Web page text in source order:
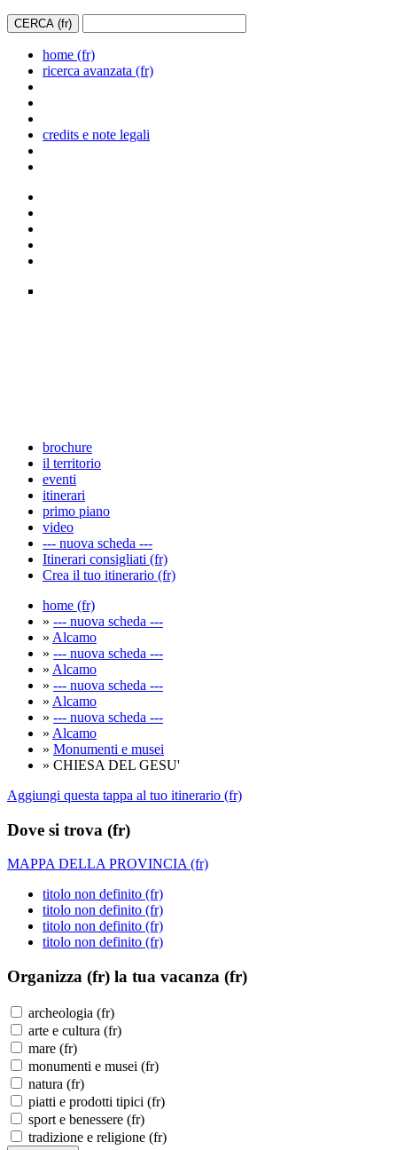
home (fr)
ricerca avanzata (fr)
credits e note legali
brochure
il territorio
eventi
itinerari
primo piano
video
--- nuova scheda ---
Itinerari consigliati (fr)
Crea il tuo itinerario (fr)
home (fr)
» --- nuova scheda ---
» Alcamo
» --- nuova scheda ---
» Alcamo
» --- nuova scheda ---
» Alcamo
» --- nuova scheda ---
» Alcamo
» Monumenti e musei
» CHIESA DEL GESU'
Aggiungi questa tappa al tuo itinerario (fr)
Dove si trova (fr)
MAPPA DELLA PROVINCIA (fr)
titolo non definito (fr)
titolo non definito (fr)
titolo non definito (fr)
titolo non definito (fr)
Organizza (fr) la tua vacanza (fr)
archeologia (fr)
arte e cultura (fr)
mare (fr)
monumenti e musei (fr)
natura (fr)
piatti e prodotti tipici (fr)
sport e benessere (fr)
tradizione e religione (fr)